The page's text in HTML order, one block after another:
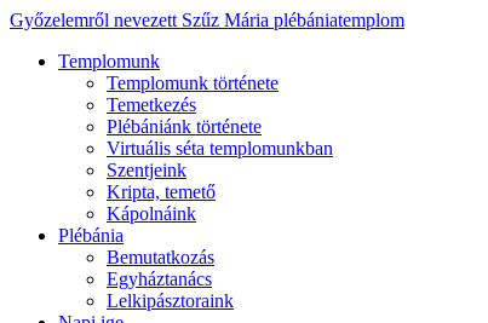
Győzelemről nevezett Szűz Mária plébániatemplom
Templomunk
Templomunk története
Temetkezés
Plébániánk története
Virtuális séta templomunkban
Szentjeink
Kripta, temető
Kápolnáink
Plébánia
Bemutatkozás
Egyháztanács
Lelkipásztoraink